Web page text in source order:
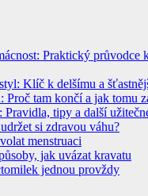
Praktický průvodce
Klíč k delšímu a
Proč tam končí a jak tomu
Pravidla, tipy a další
si zdravou váhu?
menstruaci
jak uvázat kravatu
jednou provždy